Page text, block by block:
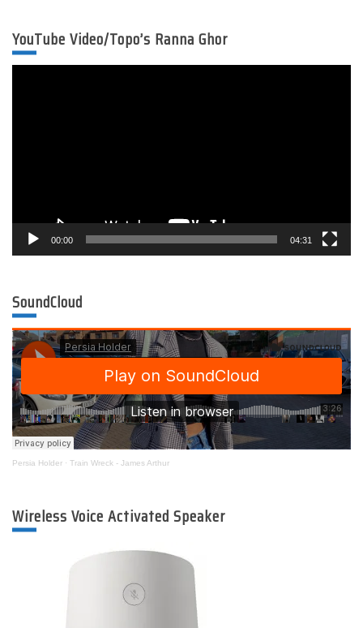
YouTube Video/Topo’s Ranna Ghor
00:00 04:31
SoundCloud
Persia Holder · Train Wreck - James Arthur
Wireless Voice Activated Speaker